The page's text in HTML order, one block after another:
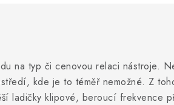
na typ či cenovou relaci nástroje.
kde je to téměř nemožné. Z
ladičky klipové, beroucí frekvence